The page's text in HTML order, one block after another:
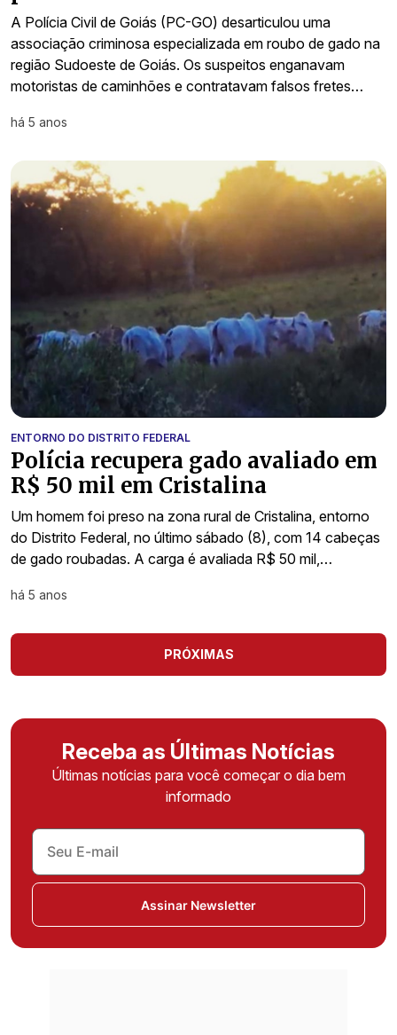
A Polícia Civil de Goiás (PC-GO) desarticulou uma
associação criminosa especializada em roubo de gado na
região Sudoeste de Goiás. Os suspeitos enganavam
motoristas de caminhões e contratavam falsos fretes…
há 5 anos
ENTORNO DO DISTRITO FEDERAL
Polícia recupera gado avaliado em
R$ 50 mil em Cristalina
Um homem foi preso na zona rural de Cristalina, entorno
do Distrito Federal, no último sábado (8), com 14 cabeças
de gado roubadas. A carga é avaliada R$ 50 mil,…
há 5 anos
PRÓXIMAS
Receba as Últimas Notícias
Últimas notícias para você começar o dia bem
informado
Assinar Newsletter